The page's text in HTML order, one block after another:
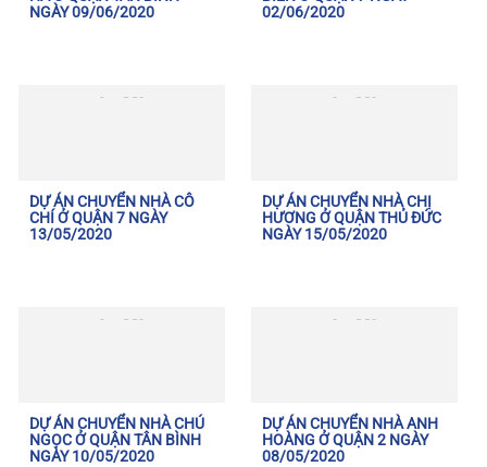
NGÀY 09/06/2020
02/06/2020
DỰ ÁN CHUYỂN NHÀ CÔ
CHÍ Ở QUẬN 7 NGÀY
13/05/2020
DỰ ÁN CHUYỂN NHÀ CHỊ
HƯƠNG Ở QUẬN THỦ ĐỨC
NGÀY 15/05/2020
DỰ ÁN CHUYỂN NHÀ CHÚ
NGỌC Ở QUẬN TÂN BÌNH
NGÀY 10/05/2020
DỰ ÁN CHUYỂN NHÀ ANH
HOÀNG Ở QUẬN 2 NGÀY
08/05/2020